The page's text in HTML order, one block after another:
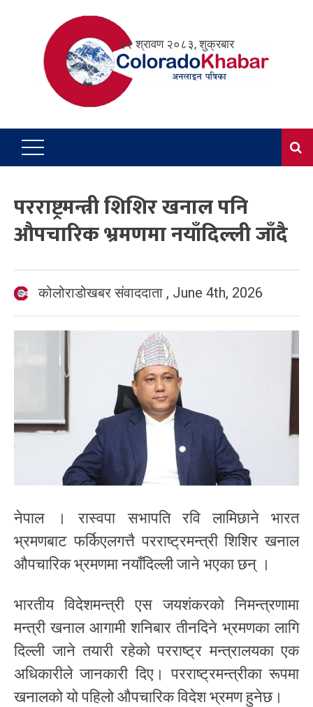
२२ श्रावण २०८३, शुक्रबार
परराष्ट्रमन्त्री शिशिर खनाल पनि
औपचारिक भ्रमणमा नयाँदिल्ली जाँदै
कोलोराडोखबर संवाददाता , June 4th, 2026
नेपाल । रास्वपा सभापति रवि लामिछाने भारत
भ्रमणबाट फर्किएलगत्तै परराष्ट्रमन्त्री शिशिर खनाल
औपचारिक भ्रमणमा नयाँदिल्ली जाने भएका छन् ।
भारतीय विदेशमन्त्री एस जयशंकरको निमन्त्रणामा
मन्त्री खनाल आगामी शनिबार तीनदिने भ्रमणका लागि
दिल्ली जाने तयारी रहेको परराष्ट्र मन्त्रालयका एक
अधिकारीले जानकारी दिए। परराष्ट्रमन्त्रीका रूपमा
खनालको यो पहिलो औपचारिक विदेश भ्रमण हुनेछ।